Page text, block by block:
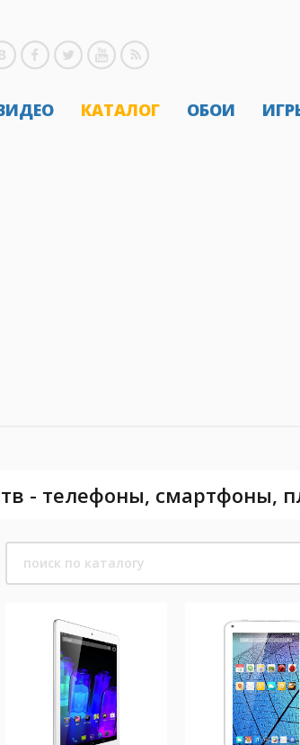
КАТАЛОГ ОБОИ
- телефоны, смартфоны,